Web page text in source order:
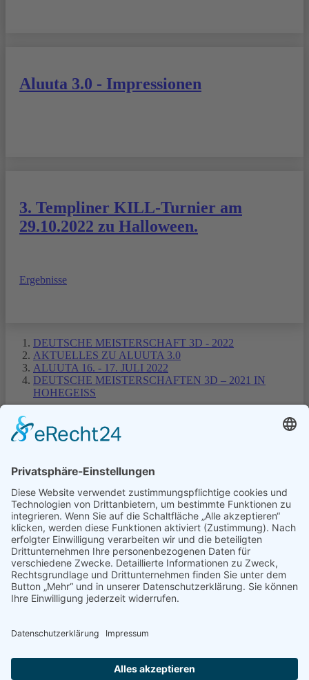
Aluuta 3.0 - Impressionen
3. Templiner KILL-Turnier am
29.10.2022 zu Halloween.
Ergebnisse
DEUTSCHE MEISTERSCHAFT 3D - 2022
AKTUELLES ZU ALUUTA 3.0
ALUUTA 16. - 17. JULI 2022
DEUTSCHE MEISTERSCHAFTEN 3D – 2021 IN
HOHEGEISS
Turniere in Templin
Turniere Nordmans CUP
© Schützengilde Templin 1810 e.V.